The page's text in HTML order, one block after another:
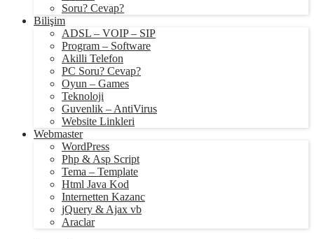
Soru? Cevap?
Bilişim
ADSL – VOIP – SIP
Program – Software
Akilli Telefon
PC Soru? Cevap?
Oyun – Games
Teknoloji
Guvenlik – AntiVirus
Website Linkleri
Webmaster
WordPress
Php & Asp Script
Tema – Template
Html Java Kod
Internetten Kazanc
jQuery & Ajax vb
Araclar